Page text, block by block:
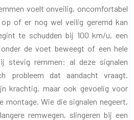
voelt onveilig, oncomfortabel
of er nog wel veilig geremd kan
te schudden bij 100 km/u, een
de voet beweegt of een hele
stevig remmen: al deze signalen
probleem dat aandacht vraagt.
krachtig, maar ook gevoelig voor
montage. Wie die signalen negeert,
remwegen, slingeren bij een